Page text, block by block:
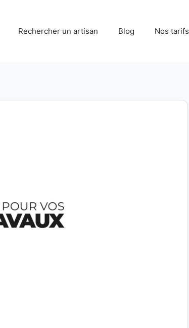
Rechercher un artisan Blog Nos tarifs